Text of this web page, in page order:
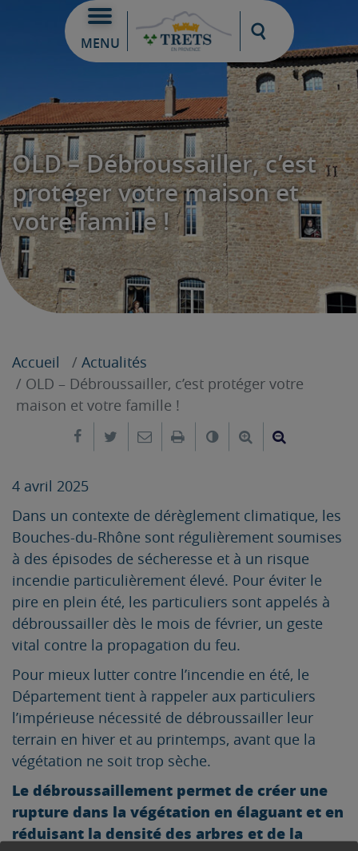
MENU
Moteur de
OLD – Débroussailler, c’est
protéger votre maison et
votre famille !
Accueil
Actualités
OLD – Débroussailler, c’est protéger votre
maison et votre famille !
Partager sur Facebook
Partager sur Twitter
Envoyer par e-mail
ImprimerChanger leAgrandir le
4 avril 2025
Dans un contexte de dérèglement climatique, les
Bouches-du-Rhône sont régulièrement soumises
à des épisodes de sécheresse et à un risque
incendie particulièrement élevé. Pour éviter le
pire en plein été, les particuliers sont appelés à
débroussailler dès le mois de février, un geste
vital contre la propagation du feu.
Pour mieux lutter contre l’incendie en été, le
Département tient à rappeler aux particuliers
l’impérieuse nécessité de débroussailler leur
terrain en hiver et au printemps, avant que la
végétation ne soit trop sèche.
Le débroussaillement permet de créer une
rupture dans la végétation en élaguant et en
réduisant la densité des arbres et de la